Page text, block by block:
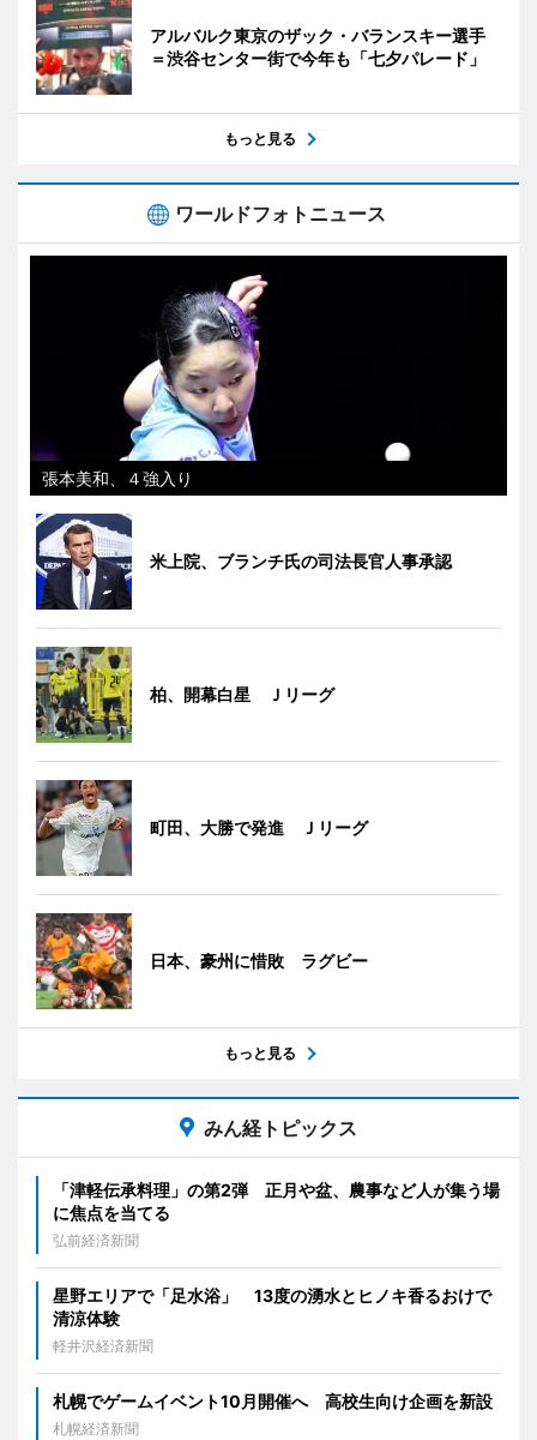
アルバルク東京のザック・バランスキー選手
＝渋谷センター街で今年も「七夕パレード」
もっと見る
ワールドフォトニュース
張本美和、４強入り
米上院、ブランチ氏の司法長官人事承認
柏、開幕白星 Ｊリーグ
町田、大勝で発進 Ｊリーグ
日本、豪州に惜敗 ラグビー
もっと見る
みん経トピックス
「津軽伝承料理」の第2弾 正月や盆、農事など人が集う場
に焦点を当てる
弘前経済新聞
星野エリアで「足水浴」 13度の湧水とヒノキ香るおけで
清涼体験
軽井沢経済新聞
札幌でゲームイベント10月開催へ 高校生向け企画を新設
札幌経済新聞